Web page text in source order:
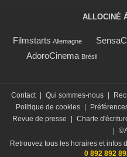
ALLOCINÉ
Filmstarts Allemagne
AdoroCinema Brésil
Contact | Qui sommes-nous |
Politique de cookies |
Revue de presse
| Charte
|
Retrouvez tous les horaires et infos
0 892 892